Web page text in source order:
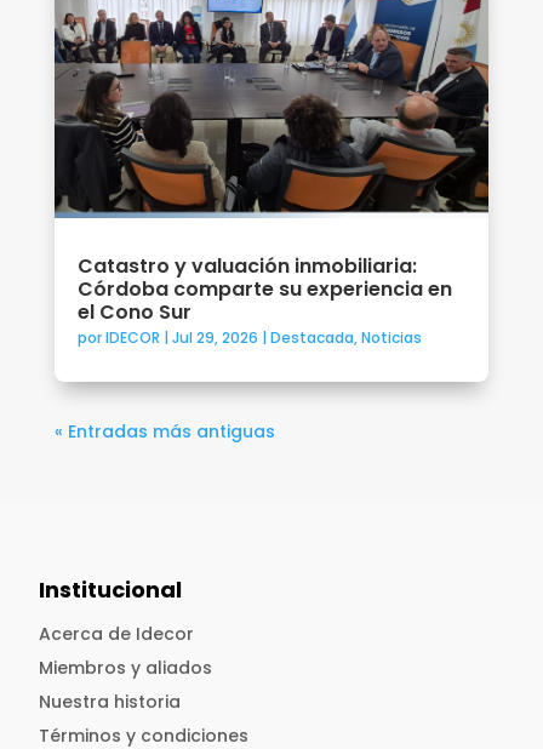
Catastro y valuación inmobiliaria:
Córdoba comparte su experiencia en
el Cono Sur
porIDECOR | Jul 29, 2026 | Destacada,Noticias
« Entradas más antiguas
Institucional
Acerca de Idecor
Miembros y aliados
Nuestra historia
Términos y condiciones